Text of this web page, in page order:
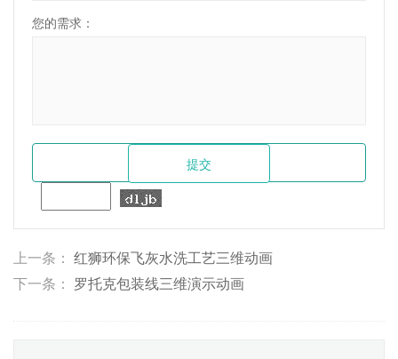
您的需求：
上一条： 红狮环保飞灰水洗工艺三维动画
下一条： 罗托克包装线三维演示动画